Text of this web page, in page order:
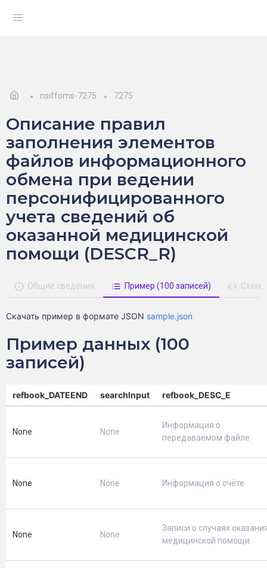
nsiffoms-7275 7275
Описание правил
заполнения элементов
файлов информационного
обмена при ведении
персонифицированного
учета сведений об
оказанной медицинской
помощи (DESCR_R)
Общие сведения Пример (100 записей) Схема
Скачать пример в формате JSON sample.json
Пример данных (100
записей)
refbook_DATEEND searchInput refbook_DESC_E
None None
Информация о
передаваемом файле
None None Информация о счёте
None None
Записи о случаях
медицинской помощи